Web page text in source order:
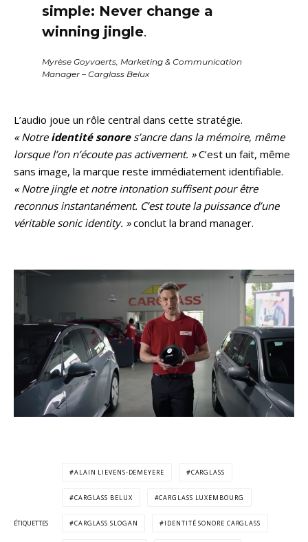
simple: Never change a
winning jingle.
Myrèse Goyvaerts, Marketing & Communication
Manager – Carglass Belux
L’audio joue un rôle central dans cette stratégie.
« Notre identité sonores’ancre dans la mémoire, même
lorsque l’on n’écoute pas activement. »C’est un fait, même
sans image, la marque reste immédiatement identifiable.
« Notre jingle et notre intonation suffisent pour être
reconnus instantanément. C’est toute la puissance d’une
véritable sonic identity. »conclut la brand manager.
ÉTIQUETTES
ALAIN LIEVENS-DEMEYERE CARGLASS
CARGLASS BELUX CARGLASS LUXEMBOURG
CARGLASS SLOGAN IDENTITÉ SONORE CARGLASS